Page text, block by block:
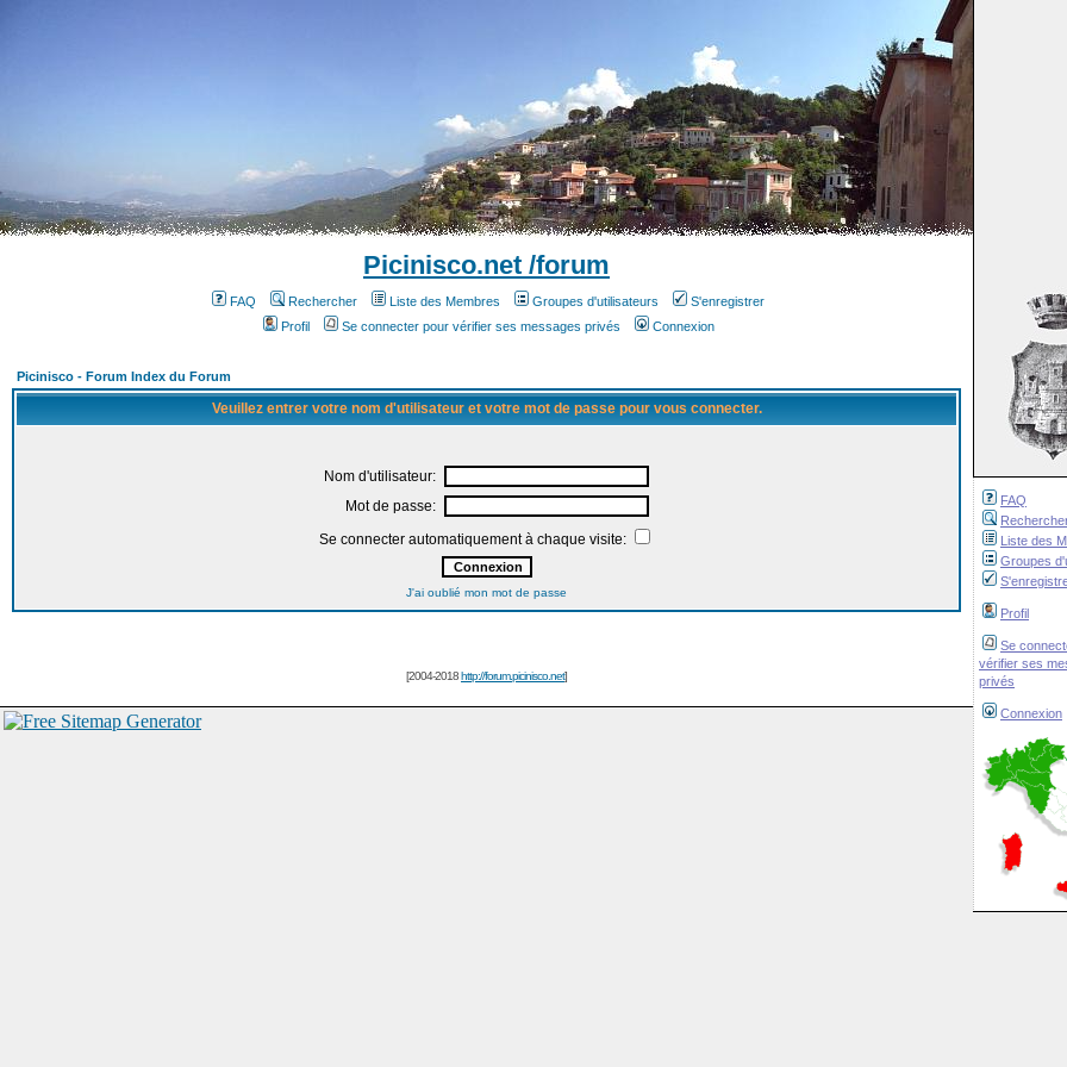
FAQ
Liste des
Groupes
Profil
Se
vérifier ses
privés
Connexion
Picinisco.net /forum
FAQ Rechercher Liste des Membres Groupes d'utilisateurs
S'enregistrer
Profil
Se connecter pour vérifier ses messages privés Connexion
Picinisco - Forum Index du Forum
Veuillez entrer votre nom d'utilisateur et votre mot de passe pour vous connecter.
Nom d'utilisateur:
Mot de passe:
Se connecter automatiquement à chaque visite:
J'ai oublié mon mot de passe
[2004-2018http://forum.picinisco.net]